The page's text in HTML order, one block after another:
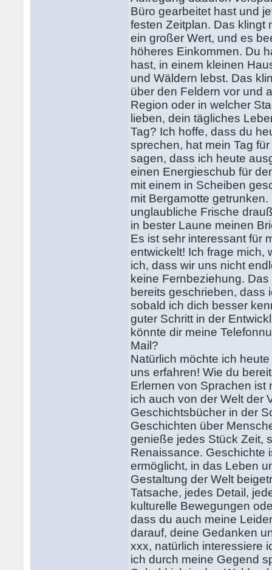
Büro gearbeitet hast und
festen Zeitplan. Das klingt
ein großer Wert, und es
höheres Einkommen. Du
hast, in einem kleinen
und Wäldern lebst. Das
über den Feldern vor und
Region oder in welcher
lieben, dein tägliches
Tag? Ich hoffe, dass du
sprechen, hat mein Tag
sagen, dass ich heute
einen Energieschub für
mit einem in Scheiben
mit Bergamotte
unglaubliche Frische
in bester Laune meinen
Es ist sehr interessant für
entwickelt! Ich frage mich,
ich, dass wir uns nicht
keine Fernbeziehung.
bereits geschrieben, dass
sobald ich dich besser
guter Schritt in der
könnte dir meine
Mail?
Natürlich möchte ich
uns erfahren! Wie du
Erlernen von Sprachen ist
ich auch von der Welt der
Geschichtsbücher in der
Geschichten über
genieße jedes Stück Zeit,
Renaissance. Geschichte
ermöglicht, in das Leben
Gestaltung der Welt
Tatsache, jedes Detail,
kulturelle Bewegungen
dass du auch meine
darauf, deine Gedanken
xxx, natürlich interessiere
ich durch meine Gegend